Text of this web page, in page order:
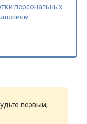
персональных
первым,